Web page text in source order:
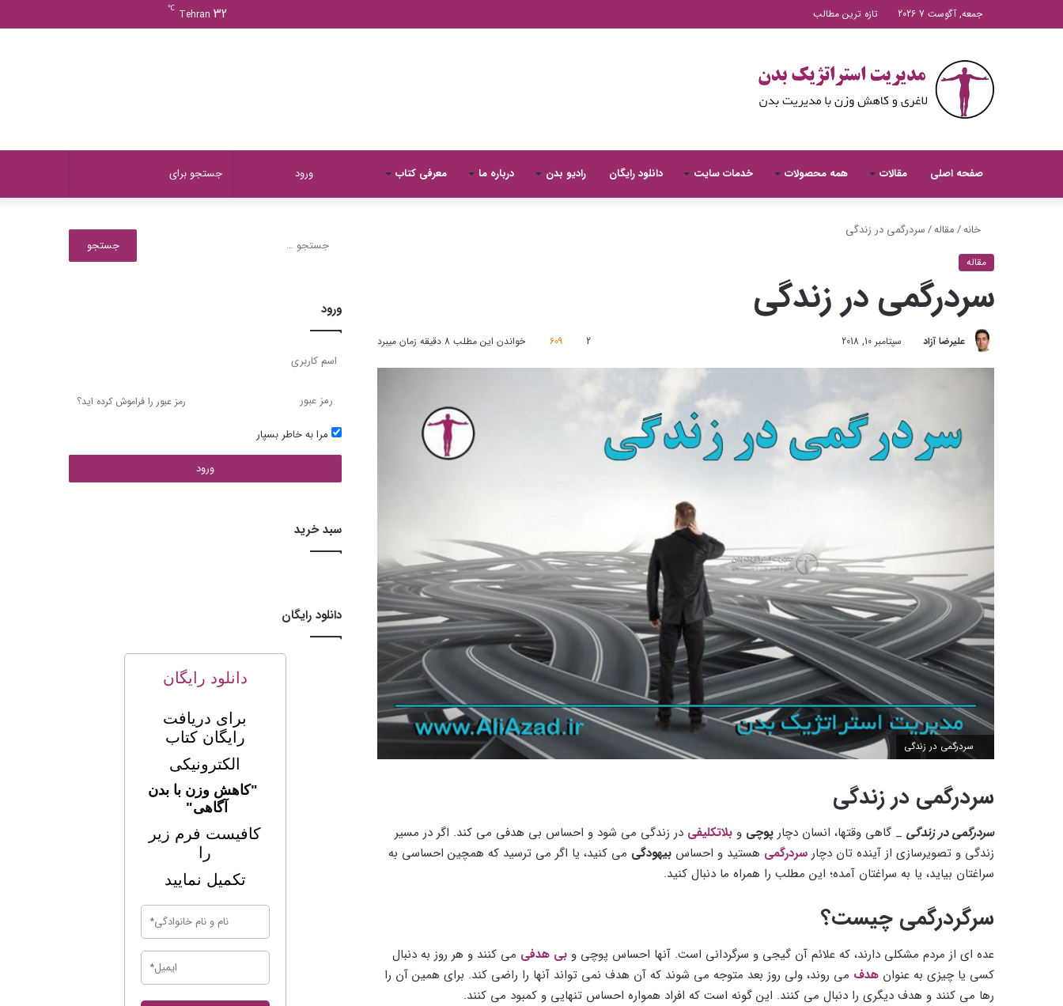
جمعه, آگوست 7 2026 تازه ترین مطالب Tehran 32
℃
صفحه اصلی مقالات همه محصولات خدمات سایت دانلود رایگان رادیو بدن درباره ما معرفی کتاب ورود
خانه/مقاله/سردرگمی در زندگی
مقاله
سردرگمی در زندگی
علیرضا آزاد سپتامبر 10, 2018 2
609 خواندن این مطلب 8 دقیقه زمان میبرد
سردرگمی در زندگی
سردرگمی در زندگی
سردرگمی در زندگی _ گاهی وقتها، انسان دچار پوچی و بلاتکلیفی در زندگی می شود و احساس بی هدفی می کند. اگر در مسیر
زندگی و تصویرسازی از آینده تان دچار سردرگمی هستید و احساس بیهودگی می کنید، یا اگر می ترسید که همچین احساسی به
سراغتان بیاید، یا به سراغتان آمده؛ این مطلب را همراه ما دنبال کنید.
سرگردرگمی چیست؟
عده ای از مردم مشکلی دارند، که علائم آن گیجی و سرگردانی است. آنها احساس پوچی و بی هدفی می کنند و هر روز به دنبال
کسی یا چیزی به عنوان هدف می روند، ولی روز بعد متوجه می شوند که آن هدف نمی تواند آنها را راضی کند. برای همین آن را
رها می کنند و هدف دیگری را دنبال می کنند. این گونه است که افراد همواره احساس تنهایی و کمبود می کنند.
ورود
رمز عبور را فراموش کرده اید؟
مرا به خاطر بسپار
ورود
سبد خرید
دانلود رایگان
دانلود رایگان
برای دریافت
رایگان کتاب
الکترونیکی
"کاهش وزن با بدن
آگاهی"
کافیست فرم زیر
را
تکمیل نمایید